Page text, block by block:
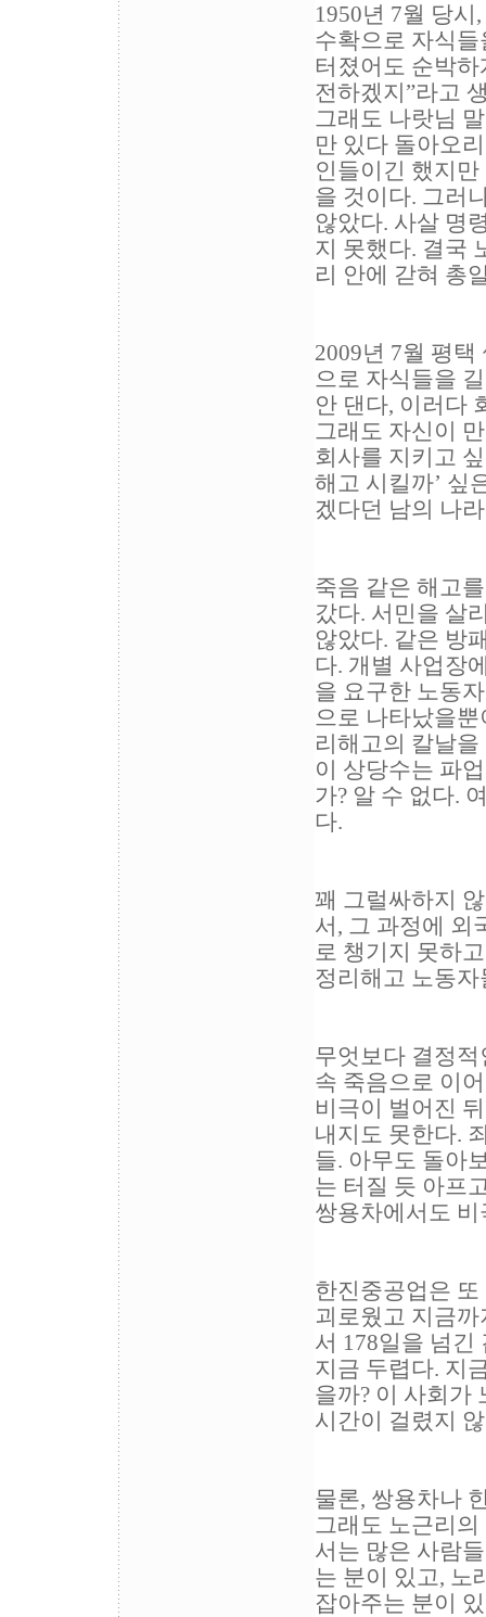
1950년 7월 당
수확으로 자식
터졌어도 순박
전하겠지”라고
그래도 나랏님
만 있다 돌아오
인들이긴 했지만
을 것이다. 그러
않았다. 사살 명
지 못했다. 결국
리 안에 갇혀 총
2009년 7월 평
으로 자식들을
안 댄다, 이러다
그래도 자신이
회사를 지키고
해고 시킬까’ 싶
겠다던 남의 나
죽음 같은 해고
갔다. 서민을 살
않았다. 같은 방
다. 개별 사업장
을 요구한 노동
으로 나타났을
리해고의 칼날
이 상당수는 파
가? 알 수 없다.
다.
꽤 그럴싸하지
서, 그 과정에 외
로 챙기지 못하
정리해고 노동
무엇보다 결정
속 죽음으로 이
비극이 벌어진
내지도 못한다.
들. 아무도 돌아
는 터질 듯 아프
쌍용차에서도
한진중공업은
괴로웠고 지금
서 178일을 넘긴
지금 두렵다. 지
을까? 이 사회가
시간이 걸렸지
물론, 쌍용차나
그래도 노근리
서는 많은 사람
는 분이 있고, 노
잡아주는 분이